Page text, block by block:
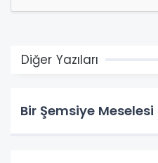
Diğer Yazıları
Bir Şemsiye Meselesi